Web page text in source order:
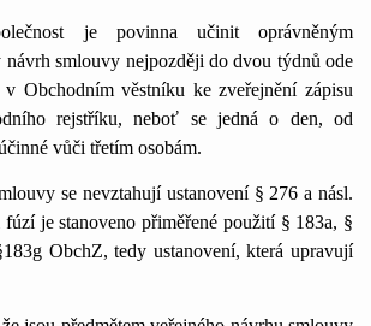
je povinna učinit oprávněným
návrh smlouvy nejpozději do dvou týdnů ode
Obchodním věstníku ke zveřejnění zápisu
rejstříku, neboť se jedná o den, od
vůči třetím osobám.
se nevztahují ustanovení § 276 a násl.
je stanoveno přiměřené použití § 183a, §
ObchZ, tedy ustanovení, která upravují